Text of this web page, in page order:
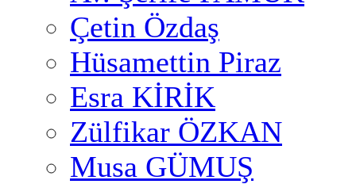
Çetin Özdaş
Hüsamettin Piraz
Esra KİRİK
Zülfikar ÖZKAN
Musa GÜMUŞ